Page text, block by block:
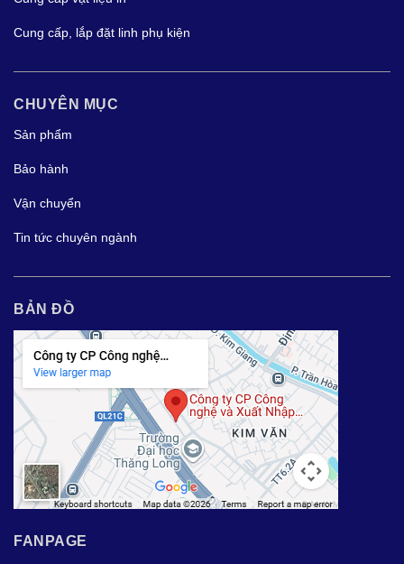
Cung cấp, lắp đặt linh phụ kiện
CHUYÊN MỤC
Sản phẩm
Bảo hành
Vận chuyển
Tin tức chuyên ngành
BẢN ĐỒ
FANPAGE